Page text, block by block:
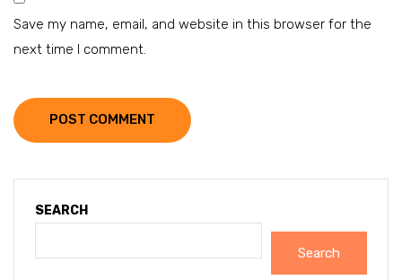
Save my name, email, and website in this browser for the
next time I comment.
POST COMMENT
SEARCH
Search